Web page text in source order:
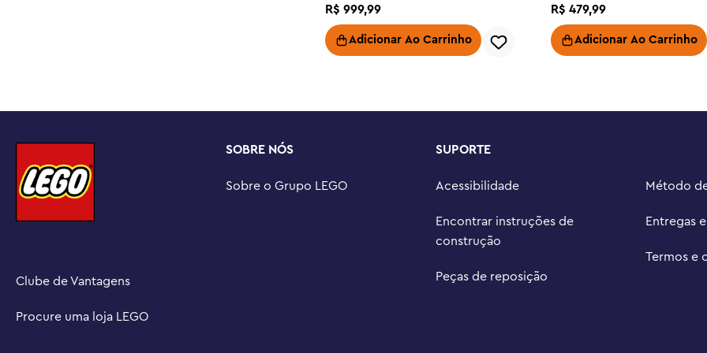
incluídas) nos veículos de brinquedo, nas Action Tags de outras construções ou nas 2
Presente LEGO® Super Mario™ para crianças – Dê este conjunto para meninos, meninas e
Possibilidades extras de jogo – Explore toda a gama de conjuntos LEGO® Super Mario™:
brinquedo Mario Kart para montar e competir
Estimule a imaginação das crianças – os conjuntos de brinquedos LEGO® Super Mario™
são projetados para brincadeiras individuais ou sociais, oferecendo dramatização, coleta
Medidas – O portão de partida neste conjunto de 823 peças mede mais de 7 pol. (18 cm)
R$ 999,99
Adicionar Ao Carrinho
R$ 479,99
Adicionar Ao Carrinho
Clube de Vantagens
Procure uma loja LEGO
SOBRE NÓS
Sobre o Grupo LEGO
SUPORTE
Acessibilidade
Encontrar instruções de
construção
Peças de reposição
Método
Entregas
Termos e